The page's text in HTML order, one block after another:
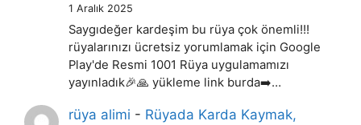
1 Aralık 2025
Saygıdeğer kardeşim bu rüya çok önemli!!!
rüyalarınızı ücretsiz yorumlamak için Google
Play'de Resmi 1001 Rüya uygulamamızı
yayınladık🎉🙏 yükleme link burda➡️…
rüya alimi - Rüyada Karda Kaymak,